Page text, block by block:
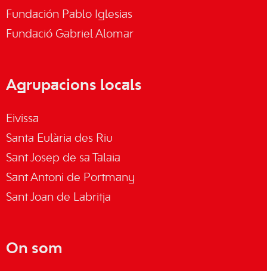
Fundación Pablo Iglesias
Fundació Gabriel Alomar
Agrupacions locals
Eivissa
Santa Eulària des Riu
Sant Josep de sa Talaia
Sant Antoni de Portmany
Sant Joan de Labritja
On som